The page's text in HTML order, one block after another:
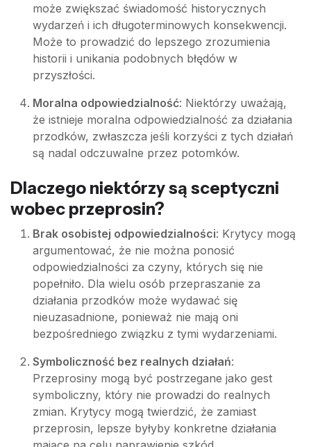
może zwiększać świadomość historycznych
wydarzeń i ich długoterminowych konsekwencji.
Może to prowadzić do lepszego zrozumienia
historii i unikania podobnych błędów w
przyszłości.
Moralna odpowiedzialność: Niektórzy uważają,
że istnieje moralna odpowiedzialność za działania
przodków, zwłaszcza jeśli korzyści z tych działań
są nadal odczuwalne przez potomków.
Dlaczego niektórzy są sceptyczni
wobec przeprosin?
Brak osobistej odpowiedzialności: Krytycy mogą
argumentować, że nie można ponosić
odpowiedzialności za czyny, których się nie
popełniło. Dla wielu osób przepraszanie za
działania przodków może wydawać się
nieuzasadnione, ponieważ nie mają oni
bezpośredniego związku z tymi wydarzeniami.
Symboliczność bez realnych działań:
Przeprosiny mogą być postrzegane jako gest
symboliczny, który nie prowadzi do realnych
zmian. Krytycy mogą twierdzić, że zamiast
przeprosin, lepsze byłyby konkretne działania